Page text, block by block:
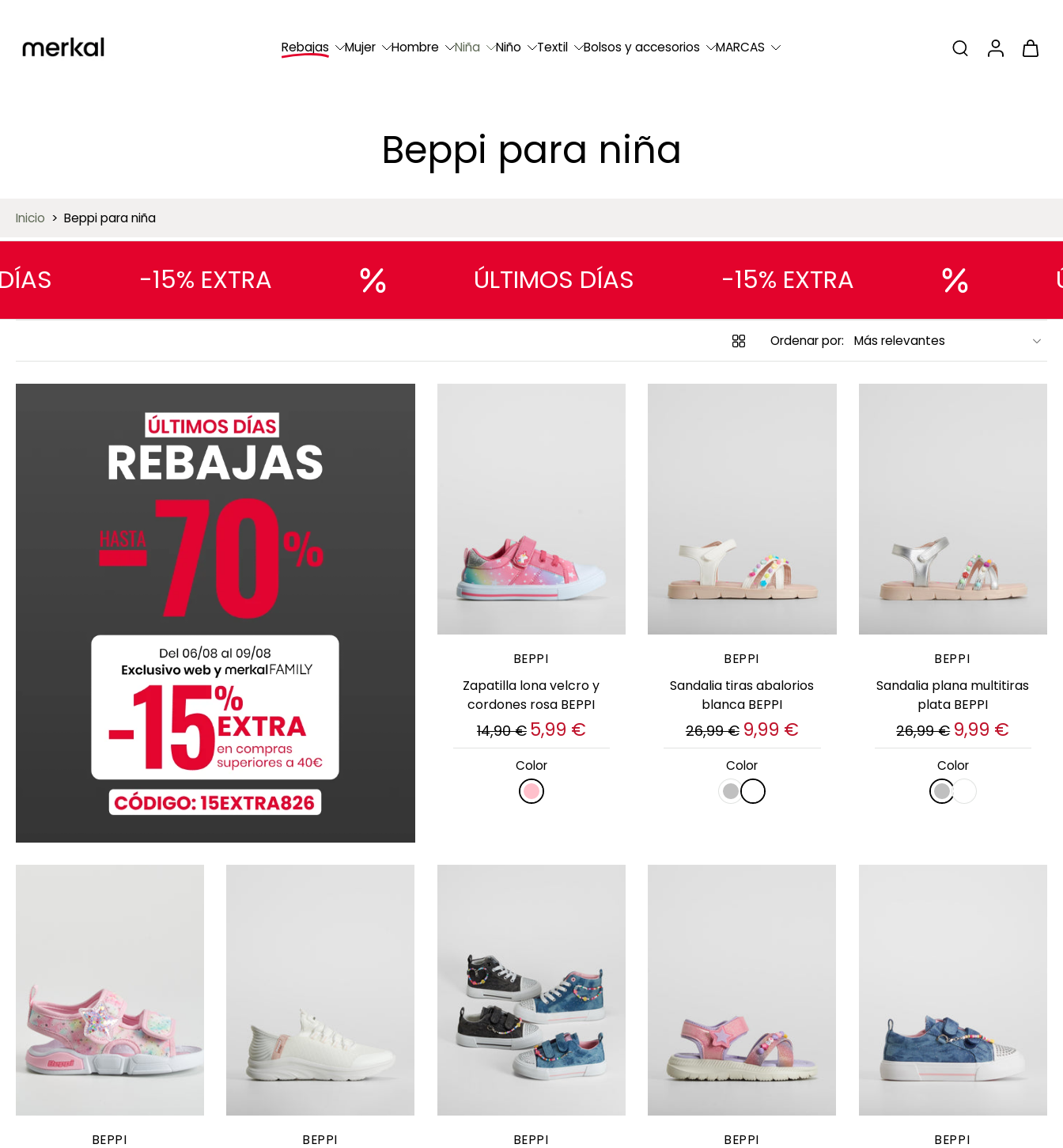
al
contenido
Rebajas Mujer Hombre Niña Niño Textil Bolsos y accesorios MARCAS
Beppi para niña
Inicio > Beppi para niña
-15% EXTRA ÚLTIMOS DÍAS -15% EXTRA
Ordenar por:
Elige opciones
BEPPI
Zapatilla lona velcro y
cordones rosa BEPPI
14,90 € 5,99 €
Color
Elige opciones
BEPPI
Sandalia tiras abalorios
blanca BEPPI
26,99 € 9,99 €
Color
Elige opciones
BEPPI
Sandalia plana multitiras
plata BEPPI
26,99 € 9,99 €
Color
Elige opciones
BEPPI
Elige opciones
BEPPI
Elige opciones
BEPPI
Elige opciones
BEPPI
Elige opciones
BEPPI